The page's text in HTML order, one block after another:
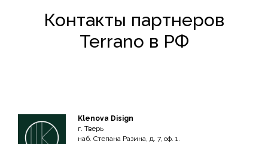
Контакты партнеров
Terrano в РФ
Klenova Disign
г. Тверь
наб. Степана Разина, д. 7, оф. 1.